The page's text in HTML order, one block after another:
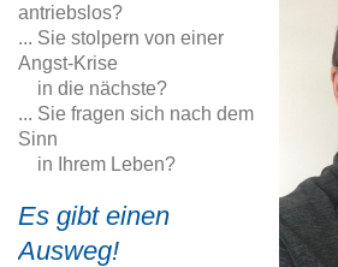
antriebslos?
... Sie stolpern von einer
Angst-Krise
in die nächste?
... Sie fragen sich nach dem
Sinn
in Ihrem Leben?
Es gibt einen
Ausweg!